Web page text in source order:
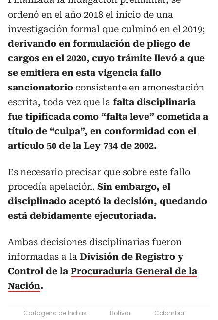
ordenó en el año 2018 el inicio de una
investigación formal que culminó en el 2019;
derivando en formulación de pliego de
cargos en el 2020, cuyo trámite llevó a que
se emitiera en esta vigencia fallo
sancionatorio consistente en amonestación
escrita, toda vez que la falta disciplinaria
fue tipificada como “falta leve” cometida a
título de “culpa”, en conformidad con el
artículo 50 de la Ley 734 de 2002.
Es necesario precisar que sobre este fallo
procedía apelación. Sin embargo, el
disciplinado aceptó la decisión, quedando
está debidamente ejecutoriada.
Ambas decisiones disciplinarias fueron
informadas a la División de Registro y
Control de la Procuraduría General de la
Nación.
Cartagena de Indias Bolívar
Colombia